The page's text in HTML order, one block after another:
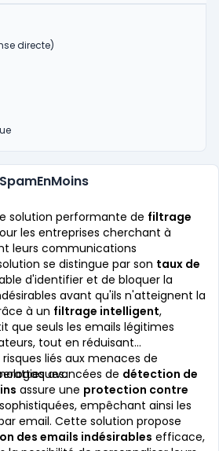
directe)
solution performante de filtrage
les entreprises cherchant à
leurs communications
se distingue par son taux de
d'identifier et de bloquer la
avant qu'ils n'atteignent la
à un filtrage intelligent,
que seuls les emails légitimes
tout en réduisant
liés aux menaces de
avancées de détection de
assure une protection contre
empêchant ainsi les
email. Cette solution propose
des emails indésirables efficace,